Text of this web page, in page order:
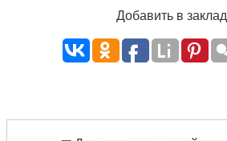
Добавить в